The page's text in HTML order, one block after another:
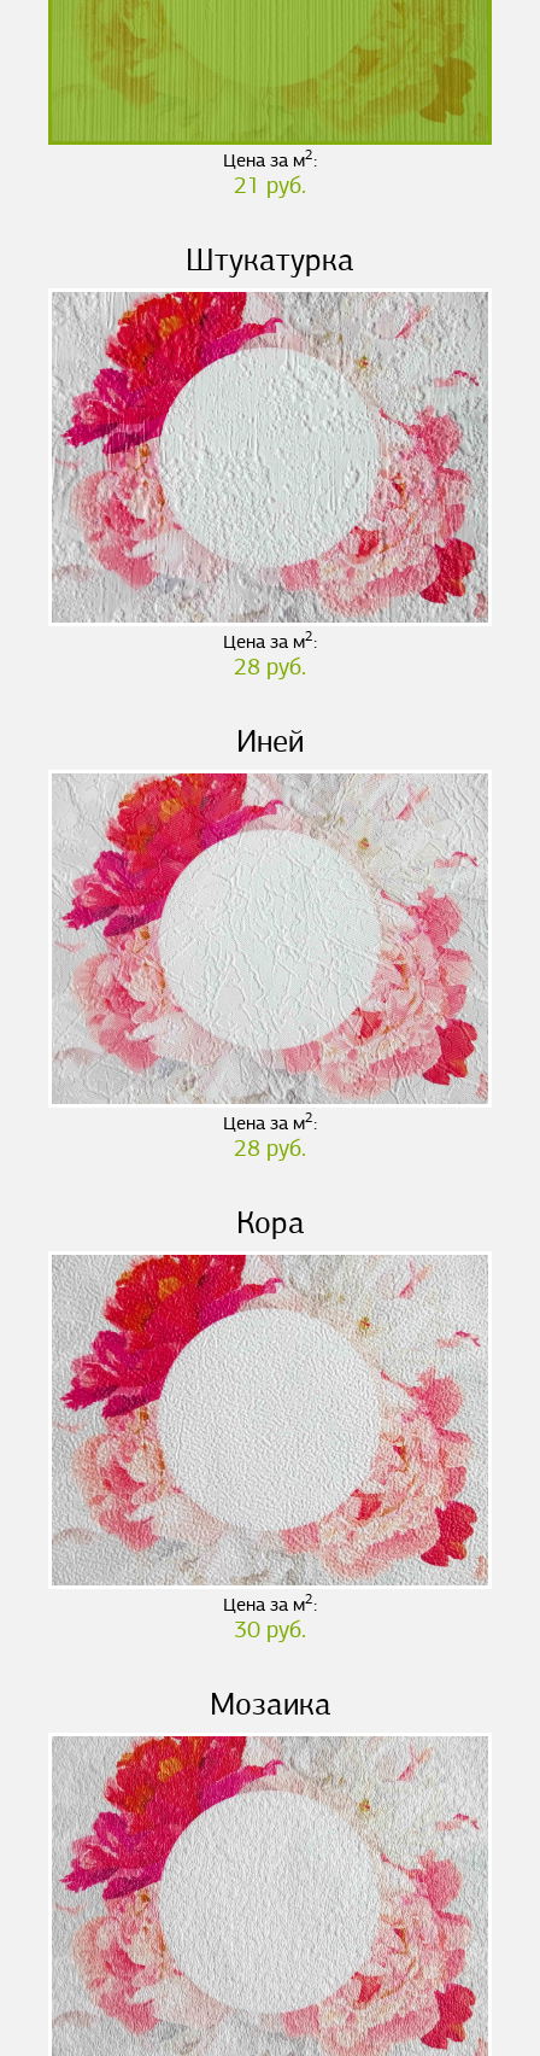
Цена за м2:
21 руб.
Штукатурка
Цена за м2:
28 руб.
Иней
Цена за м2:
28 руб.
Кора
Цена за м2:
30 руб.
Мозаика